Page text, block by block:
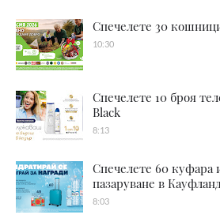
Спечелете 30
10:30
Спечелете 10 броя
Black
8:13
Спечелете 60 куфара
пазаруване в
8:03